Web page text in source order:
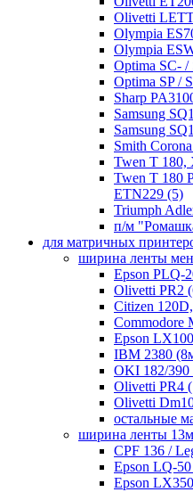
Olivetti
Olympia
Olympia
Optima SC-
Optima SP /
Sharp
Samsung
Samsung
Smith Corona
Twen T 180,
Twen T 180
ETN229 (5)
Triumph
п/м
для матричных
ширина ленты
Epson PLQ-
Olivetti PR2
Citizen
Commodore
Epson
IBM 2380
OKI 182/
Olivetti PR4
Olivetti
остальные
ширина ленты
CPF 136 /
Epson LQ-50
Epson LX350